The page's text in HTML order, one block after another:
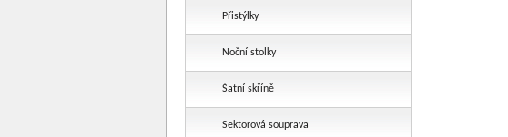
Přistýlky
Noční stolky
Šatní skříně
Sektorová souprava